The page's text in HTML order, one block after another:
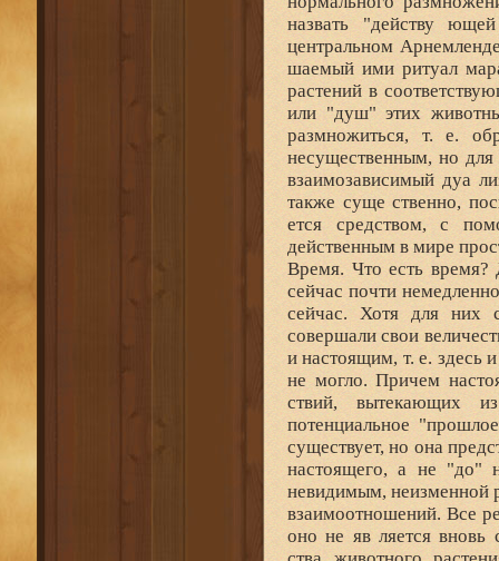
назвать "действу
центральном
шаемый ими ритуал
растений в
или "душ" этих
размножиться, т. е.
несущественным, но для
взаимозависимый дуа
также суще ственно,
ется средством, с
действенным в мире
Время. Что есть время?
сейчас почти
сейчас. Хотя для них
совершали свои
и настоящим, т. е. здесь
не могло. Причем
ствий, вытекающих
потенциальное
существует, но она
настоящего, а не "до"
невидимым, неизменной
взаимоотношений. Все
оно не яв ляется вновь